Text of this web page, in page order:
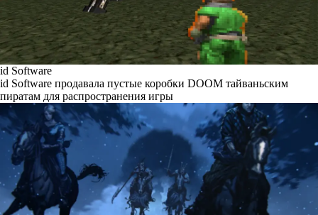
id Software
id Software продавала пустые коробки DOOM тайваньским
пиратам для распространения игры